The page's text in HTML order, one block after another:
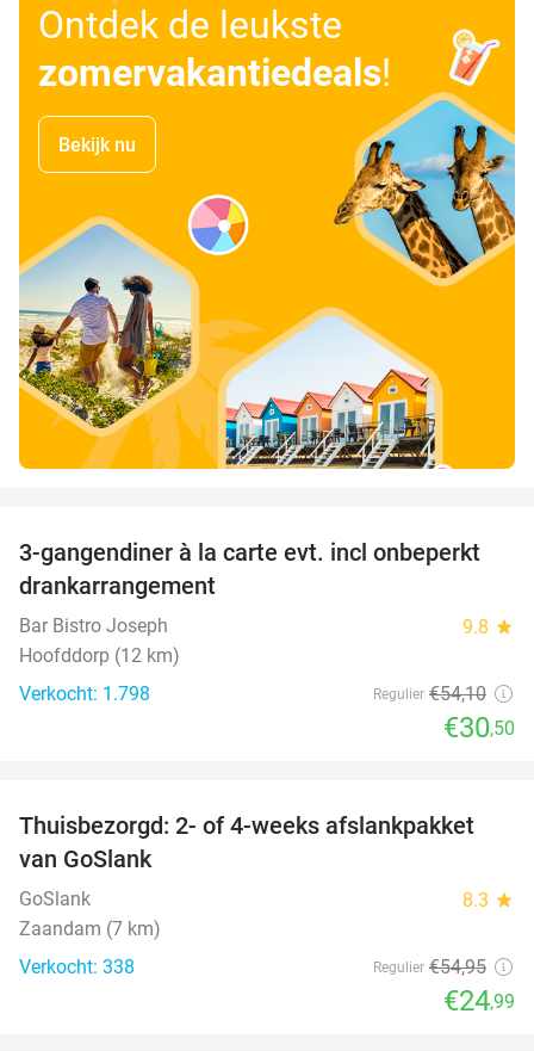
Ontdek de leukste
zomervakantiedeals!
Bekijk nu
44%
3-gangendiner à la carte evt. incl onbeperkt
drankarrangement
Bar Bistro Joseph 9.8 star
Hoofddorp (12 km)
Verkocht: 1.798
Regulier €54,10
€30,50
55%
Thuisbezorgd: 2- of 4-weeks afslankpakket
van GoSlank
GoSlank 8.3 star
Zaandam (7 km)
Verkocht: 338
Regulier €54,95
€24,99